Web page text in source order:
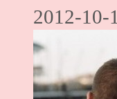
2012-10-